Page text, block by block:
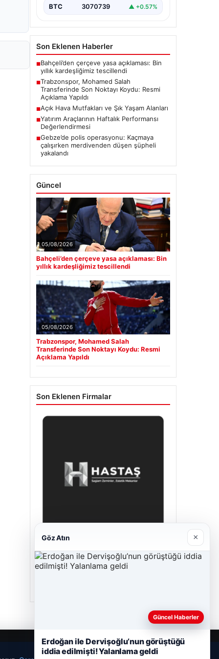
BTC 3070739 ▲ +0.57%
Son Eklenen Haberler
■Bahçeli’den çerçeve yasa açıklaması: Bin
yıllık kardeşliğimiz tescillendi
■Trabzonspor, Mohamed Salah
Transferinde Son Noktayı Koydu: Resmi
Açıklama Yapıldı
■Açık Hava Mutfakları ve Şık Yaşam Alanları
■Yatırım Araçlarının Haftalık Performansı
Değerlendirmesi
■Gebze’de polis operasyonu: Kaçmaya
çalışırken merdivenden düşen şüpheli
yakalandı
Güncel
05/08/2026
Bahçeli’den çerçeve yasa açıklaması: Bin
yıllık kardeşliğimiz tescillendi
05/08/2026
Trabzonspor, Mohamed Salah
Transferinde Son Noktayı Koydu: Resmi
Açıklama Yapıldı
Son Eklenen Firmalar
Hastaş Beton
26/05/2026
Göz Atın ×
Güncel Haberler
Erdoğan ile Dervişoğlu’nun görüştüğü
iddia edilmişti! Yalanlama geldi